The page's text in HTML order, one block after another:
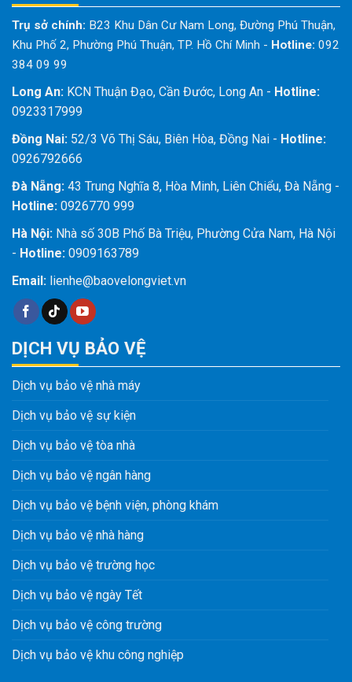
Trụ sở chính: B23 Khu Dân Cư Nam Long, Đường Phú Thuận,
Khu Phố 2, Phường Phú Thuận, TP. Hồ Chí Minh - Hotline: 092
384 09 99
Long An: KCN Thuận Đạo, Cần Đước, Long An - Hotline:
0923317999
Đồng Nai: 52/3 Võ Thị Sáu, Biên Hòa, Đồng Nai - Hotline:
0926792666
Đà Nẵng: 43 Trung Nghĩa 8, Hòa Minh, Liên Chiểu, Đà Nẵng -
Hotline: 0926770 999
Hà Nội: Nhà số 30B Phố Bà Triệu, Phường Cửa Nam, Hà Nội
- Hotline: 0909163789
Email: lienhe@baovelongviet.vn
DỊCH VỤ BẢO VỆ
Dịch vụ bảo vệ nhà máy
Dịch vụ bảo vệ sự kiện
Dịch vụ bảo vệ tòa nhà
Dịch vụ bảo vệ ngân hàng
Dịch vụ bảo vệ bệnh viện, phòng khám
Dịch vụ bảo vệ nhà hàng
Dịch vụ bảo vệ trường học
Dịch vụ bảo vệ ngày Tết
Dịch vụ bảo vệ công trường
Dịch vụ bảo vệ khu công nghiệp